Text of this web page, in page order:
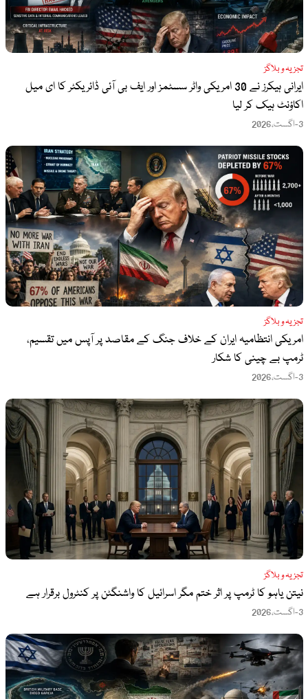
تجزیہ و بلاگز
ایرانی ہیکرز نے 30 امریکی واٹر سسٹمز اور ایف بی آئی ڈائریکٹر کا ای میل
اکاؤنٹ ہیک کر لیا
3-اگست،2026
تجزیہ و بلاگز
امریکی انتظامیہ ایران کے خلاف جنگ کے مقاصد پر آپس میں تقسیم،
ٹرمپ بے چینی کا شکار
3-اگست،2026
تجزیہ و بلاگز
نیتن یاہو کا ٹرمپ پر اثر ختم مگر اسرائیل کا واشنگٹن پر کنٹرول برقرار ہے
3-اگست،2026